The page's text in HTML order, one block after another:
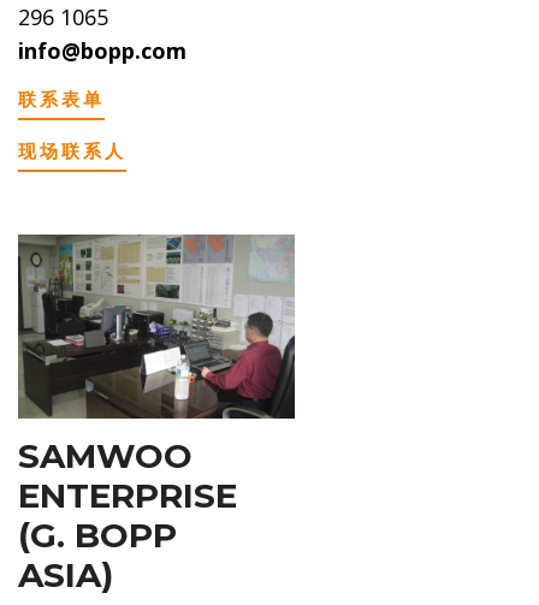
296 1065
info@bopp.com
联系表单
现场联系人
SAMWOO
ENTERPRISE
(G. BOPP
ASIA)